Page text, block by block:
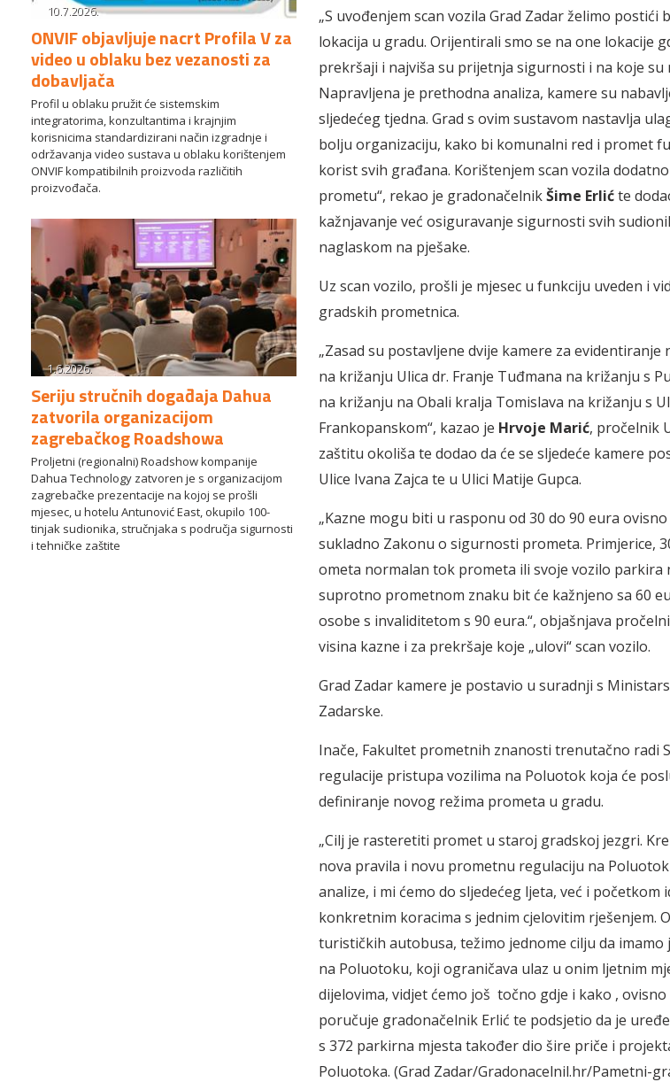
10.7.2026.
ONVIF objavljuje nacrt Profila V za
video u oblaku bez vezanosti za
dobavljača
Profil u oblaku pružit će sistemskim
integratorima, konzultantima i krajnjim
korisnicima standardizirani način izgradnje i
održavanja video sustava u oblaku korištenjem
ONVIF kompatibilnih proizvoda različitih
proizvođača.
1.6.2026.
Seriju stručnih događaja Dahua
zatvorila organizacijom
zagrebačkog Roadshowa
Proljetni (regionalni) Roadshow kompanije
Dahua Technology zatvoren je s organizacijom
zagrebačke prezentacije na kojoj se prošli
mjesec, u hotelu Antunović East, okupilo 100-
tinjak sudionika, stručnjaka s područja sigurnosti
i tehničke zaštite
„S uvođenjem scan vozila Grad Zadar želimo postići
lokacija u gradu. Orijentirali smo se na one lokacije
prekršaji i najviša su prijetnja sigurnosti i na koje
Napravljena je prethodna analiza, kamere su
sljedećeg tjedna. Grad s ovim sustavom nastavlja
bolju organizaciju, kako bi komunalni red i promet
korist svih građana. Korištenjem scan vozila
prometu“, rekao je gradonačelnikŠime Erlićte
kažnjavanje već osiguravanje sigurnosti svih
naglaskom na pješake.
Uz scan vozilo, prošli je mjesec u funkciju uveden i
gradskih prometnica.
„Zasad su postavljene dvije kamere za
na križanju Ulica dr. Franje Tuđmana na križanju s
na križanju na Obali kralja Tomislava na križanju s
Frankopanskom“, kazao je Hrvoje Marić, pročelnik
zaštitu okoliša te dodao da će se sljedeće kamere
Ulice Ivana Zajca te u Ulici Matije Gupca.
„Kazne mogu biti u rasponu od 30 do 90 eura
sukladno Zakonu o sigurnosti prometa. Primjerice,
ometa normalan tok prometa ili svoje vozilo parkira
suprotno prometnom znaku bit će kažnjeno sa 60
osobe s invaliditetom s 90 eura.“, objašnjava
visina kazne i za prekršaje koje „ulovi“ scan vozilo.
Grad Zadar kamere je postavio u suradnji s
Zadarske.
Inače, Fakultet prometnih znanosti trenutačno radi
regulacije pristupa vozilima na Poluotok koja će
definiranje novog režima prometa u gradu.
„Cilj je rasteretiti promet u staroj gradskoj jezgri.
nova pravila i novu prometnu regulaciju na
analize, i mi ćemo do sljedećeg ljeta, već i početkom
konkretnim koracima s jednim cjelovitim rješenjem.
turističkih autobusa, težimo jednome cilju da imamo
na Poluotoku, koji ograničava ulaz u onim ljetnim
dijelovima, vidjet ćemo još točno gdje i kako , ovisno
poručuje gradonačelnik Erlić te podsjetio da je
s 372 parkirna mjesta također dio šire priče i
Poluotoka. (Grad Zadar/Gradonacelnil.hr/Pametni-